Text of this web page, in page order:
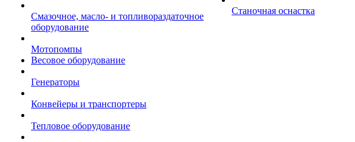
Смазочное, масло- и топливораздаточное
оборудование
Мотопомпы
Весовое оборудование
Генераторы
Конвейеры и транспортеры
Тепловое оборудование
Станочная оснастка